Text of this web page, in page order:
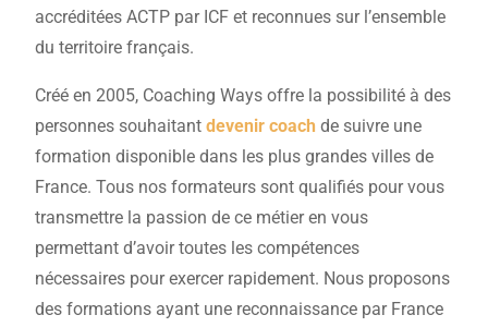
accréditées ACTP par ICF et reconnues sur l’ensemble
du territoire français.
Créé en 2005, Coaching Ways offre la possibilité à des
personnes souhaitantdevenir coachde suivre une
formation disponible dans les plus grandes villes de
France. Tous nos formateurs sont qualifiés pour vous
transmettre la passion de ce métier en vous
permettant d’avoir toutes les compétences
nécessaires pour exercer rapidement. Nous proposons
des formations ayant une reconnaissance par France